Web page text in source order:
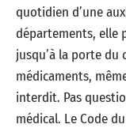
quotidien d’une
départements, elle
jusqu’à la porte du
médicaments,
interdit. Pas
médical. Le Code